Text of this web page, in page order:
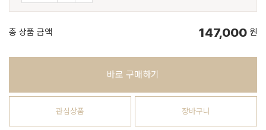
총 상품 금액 147,000 원
바로 구매하기
관심상품 장바구니